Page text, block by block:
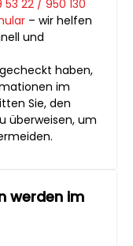
53 22 / 950 130
– wir helfen
und
haben,
im
Sie, den
überweisen, um
werden im